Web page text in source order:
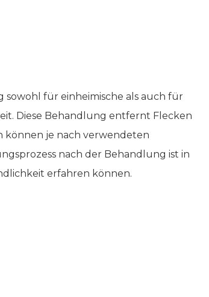
für einheimische als auch für
Diese Behandlung entfernt Flecken
können je nach verwendeten
nach der Behandlung ist in
erfahren können.